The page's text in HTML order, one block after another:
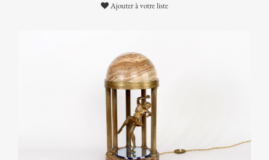
Ajouter à votre liste